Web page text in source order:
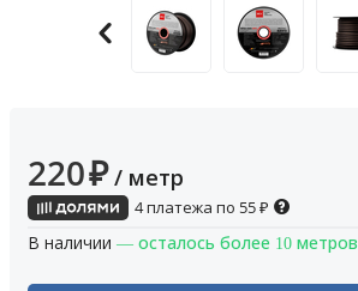
220₽ / метр
4 платежа по 55₽
В наличии — осталось более 10 метров